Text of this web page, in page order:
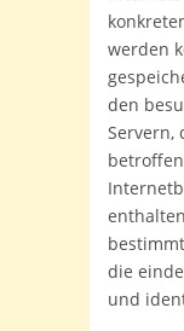
werden
den
Servern,
die
und